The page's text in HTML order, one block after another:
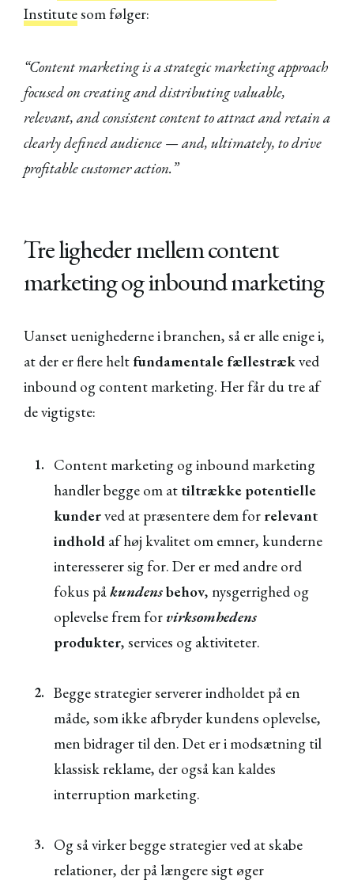
Institutesom følger:
“Content marketing is a strategic marketing approach
focused on creating and distributing valuable,
relevant, and consistent content to attract and retain a
clearly defined audience — and, ultimately, to drive
profitable customer action.”
Tre ligheder mellem content
marketing og inbound marketing
Uanset uenighederne i branchen, så er alle enige i,
at der er flere helt fundamentale fællestrækved
inbound og content marketing. Her får du tre af
de vigtigste:
Content marketing og inbound marketing
handler begge om at tiltrække potentielle
kunderved at præsentere dem for relevant
indhold af høj kvalitet om emner, kunderne
interesserer sig for. Der er med andre ord
fokus påkundensbehov, nysgerrighed og
oplevelse frem for virksomhedens
produkter, services og aktiviteter.
Begge strategier serverer indholdet på en
måde, som ikke afbryder kundens oplevelse,
men bidrager til den. Det er i modsætning til
klassisk reklame, der også kan kaldes
interruption marketing.
Og så virker begge strategier ved at skabe
relationer, der på længere sigt øger